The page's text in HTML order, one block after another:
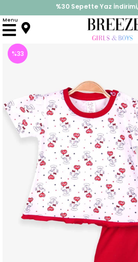
%30 Sepette Yaz
İndirimlere ek %10 İndirimi
Menu
Anasayfa Takımlar Kapri & Şort
%33